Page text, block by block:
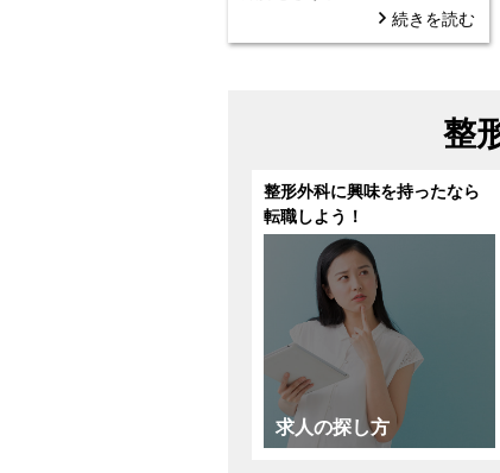
続きを読む
整
整形外科に興味を持ったなら
転職しよう！
求人の探し方